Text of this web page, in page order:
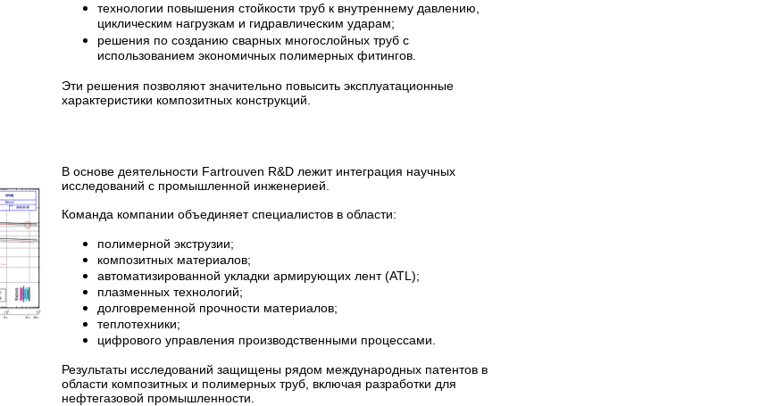
технологии повышения стойкости труб к внутреннему давлению,
циклическим нагрузкам и гидравлическим ударам;
решения по созданию сварных многослойных труб с
использованием экономичных полимерных фитингов.
Эти решения позволяют значительно повысить эксплуатационные
характеристики композитных конструкций.
В основе деятельности Fartrouven R&D лежит интеграция научных
исследований с промышленной инженерией.
Команда компании объединяет специалистов в области:
полимерной экструзии;
композитных материалов;
автоматизированной укладки армирующих лент (ATL);
плазменных технологий;
долговременной прочности материалов;
теплотехники;
цифрового управления производственными процессами.
Результаты исследований защищены рядом международных патентов в
области композитных и полимерных труб, включая разработки для
нефтегазовой промышленности.